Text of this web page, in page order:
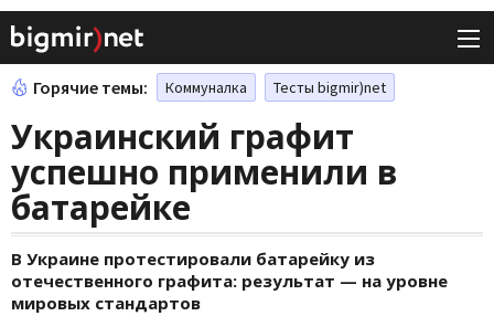
Горячие темы: Коммуналка Тесты bigmir)net
Украинский графит
успешно применили в
батарейке
В Украине протестировали батарейку из
отечественного графита: результат — на уровне
мировых стандартов